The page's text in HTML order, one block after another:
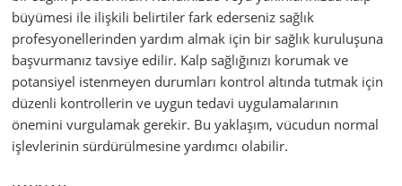
büyümesi ile ilişkili belirtiler fark ederseniz sağlık
profesyonellerinden yardım almak için bir sağlık kuruluşuna
başvurmanız tavsiye edilir. Kalp sağlığınızı korumak ve
potansiyel istenmeyen durumları kontrol altında tutmak için
düzenli kontrollerin ve uygun tedavi uygulamalarının
önemini vurgulamak gerekir. Bu yaklaşım, vücudun normal
işlevlerinin sürdürülmesine yardımcı olabilir.